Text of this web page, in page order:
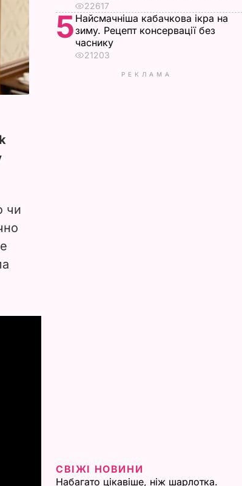
чи
22617
5 Найсмачніша кабачкова ікра на
зиму. Рецепт консервації без
часнику
21203
РЕКЛАМА
СВІЖІ НОВИНИ
Набагато цікавіше, ніж шарлотка.